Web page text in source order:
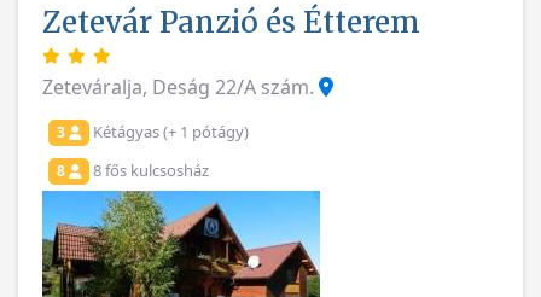
Zetevár Panzió és Étterem
Zeteváralja, Deság 22/A szám.
3 Kétágyas (+ 1 pótágy)
8 8 fős kulcsosház